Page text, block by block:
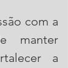
com a
manter
a